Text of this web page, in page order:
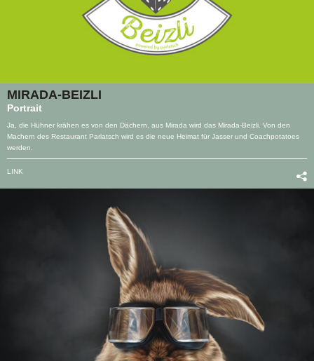
MIRADA-BEIZLI
Portrait
Ja, die Hühner krähen es von den Dächern, aus Mirada wird das Mirada-Beizli. Von den
Machern des Restaurant Parlatsch wird es die neue Heimat für Jasser und Coachpotatoes
werden.
LINK